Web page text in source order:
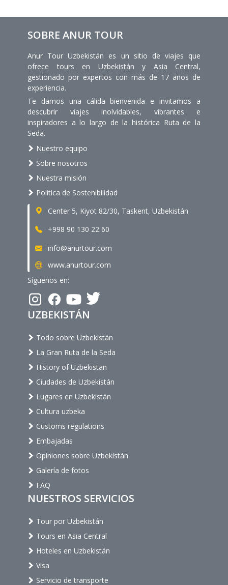
SOBRE ANUR TOUR
Anur Tour Uzbekistán es un sitio de viajes que
ofrece tours en Uzbekistán y Asia Central,
gestionado por expertos con más de 17 años de
experiencia.
Te damos una cálida bienvenida e invitamos a
descubrir viajes inolvidables, vibrantes e
inspiradores a lo largo de la histórica Ruta de la
Seda.
Nuestro equipo
Sobre nosotros
Nuestra misión
Política de Sostenibilidad
Center 5, Kiyot 82/30, Taskent, Uzbekistán
+998 90 130 22 60
info@anurtour.com
www.anurtour.com
Síguenos en:
UZBEKISTÁN
Todo sobre Uzbekistán
La Gran Ruta de la Seda
History of Uzbekistan
Ciudades de Uzbekistán
Lugares en Uzbekistán
Cultura uzbeka
Customs regulations
Embajadas
Opiniones sobre Uzbekistán
Galería de fotos
FAQ
NUESTROS SERVICIOS
Tour por Uzbekistán
Tours en Asia Central
Hoteles en Uzbekistán
Visa
Servicio de transporte